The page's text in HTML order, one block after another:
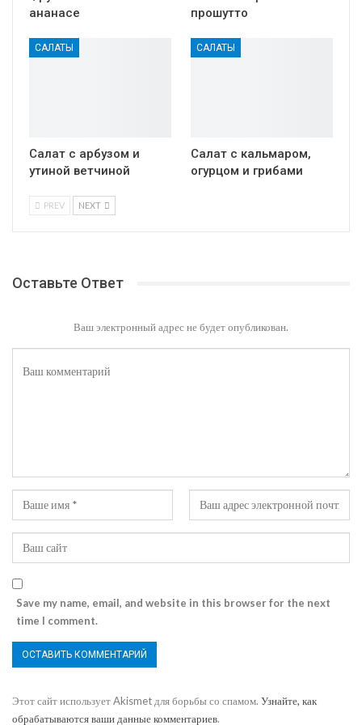
ананасе
прошутто
САЛАТЫ
Салат с арбузом и
утиной ветчиной
САЛАТЫ
Салат с кальмаром,
огурцом и грибами
PREV NEXT
Оставьте Ответ
Ваш электронный адрес не будет опубликован.
Save my name, email, and website in this browser for the next
time I comment.
Этот сайт использует Akismet для борьбы со спамом. Узнайте, как
обрабатываются ваши данные комментариев.